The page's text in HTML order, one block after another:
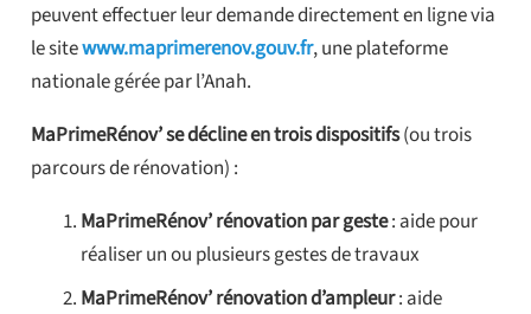
peuvent effectuer leur demande directement en ligne via
le sitewww.maprimerenov.gouv.fr, une plateforme
nationale gérée par l’Anah.
MaPrimeRénov’ se décline en trois dispositifs(ou trois
parcours de rénovation) :
MaPrimeRénov’ rénovation par geste: aide pour
réaliser un ou plusieurs gestes de travaux
MaPrimeRénov’ rénovation d’ampleur: aide